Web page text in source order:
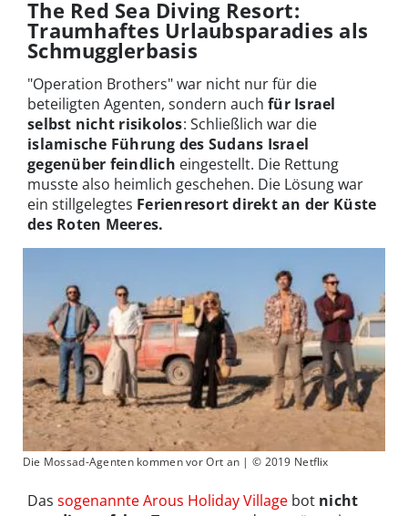
The Red Sea Diving Resort:
Traumhaftes Urlaubsparadies als
Schmugglerbasis
"Operation Brothers" war nicht nur für die
beteiligten Agenten, sondern auch für Israel
selbst nicht risikolos: Schließlich war die
islamische Führung des Sudans Israel
gegenüber feindlich eingestellt. Die Rettung
musste also heimlich geschehen. Die Lösung war
ein stillgelegtes Ferienresort direkt an der Küste
des Roten Meeres.
Die Mossad-Agenten kommen vor Ort an | © 2019 Netflix
Das sogenannte Arous Holiday Village bot nicht